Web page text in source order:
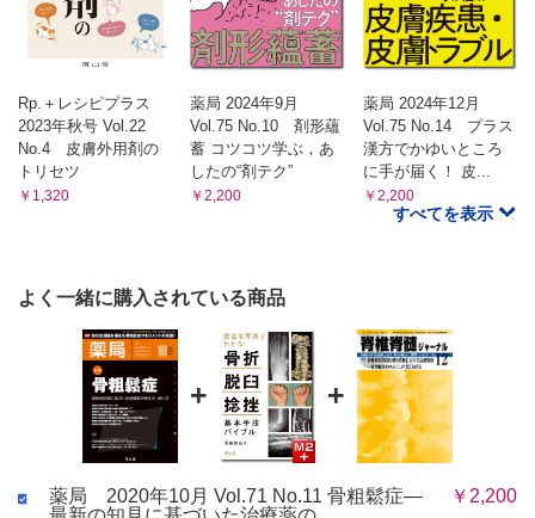
Rp.＋レシピプラス
2023年秋号 Vol.22
No.4 皮膚外用剤の
トリセツ
￥1,320
薬局 2024年9月
Vol.75 No.10 剤形蘊
蓄 コツコツ学ぶ，あ
したの“剤テク”
￥2,200
薬局 2024年12月
Vol.75 No.14 プラス
漢方でかゆいところ
に手が届く！ 皮...
￥2,200
すべてを表示
よく一緒に購入されている商品
+ +
薬局 2020年10月 Vol.71 No.11 骨粗鬆症―
￥2,200